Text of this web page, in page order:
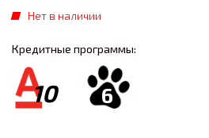
Нет в наличии
Кредитные программы:
10 6